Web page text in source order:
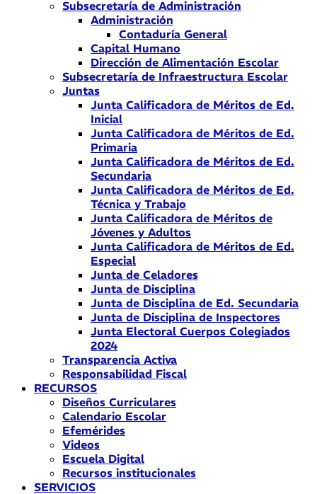
Subsecretaría de Administración
Administración
Contaduría General
Capital Humano
Dirección de Alimentación Escolar
Subsecretaría de Infraestructura Escolar
Juntas
Junta Calificadora de Méritos de Ed.
Inicial
Junta Calificadora de Méritos de Ed.
Primaria
Junta Calificadora de Méritos de Ed.
Secundaria
Junta Calificadora de Méritos de Ed.
Técnica y Trabajo
Junta Calificadora de Méritos de
Jóvenes y Adultos
Junta Calificadora de Méritos de Ed.
Especial
Junta de Celadores
Junta de Disciplina
Junta de Disciplina de Ed. Secundaria
Junta de Disciplina de Inspectores
Junta Electoral Cuerpos Colegiados
2024
Transparencia Activa
Responsabilidad Fiscal
RECURSOS
Diseños Curriculares
Calendario Escolar
Efemérides
Videos
Escuela Digital
Recursos institucionales
SERVICIOS